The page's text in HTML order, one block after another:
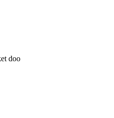
doo